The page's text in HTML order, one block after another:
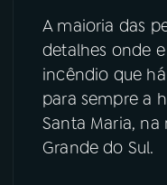
08FESTIVAL DE
ACOMPANHE A RÁDIO
YouTube
A maioria das
detalhes onde
incêndio que
para sempre a
Santa Maria,
Grande do Sul.